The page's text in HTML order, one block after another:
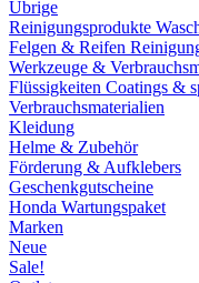
Übrige
Reinigungsprodukte
Felgen & Reifen
Werkzeuge &
Flüssigkeiten Coatings &
Verbrauchsmaterialien
Kleidung
Helme & Zubehör
Förderung & Aufklebers
Geschenkgutscheine
Honda Wartungspaket
Marken
Neue
Sale!